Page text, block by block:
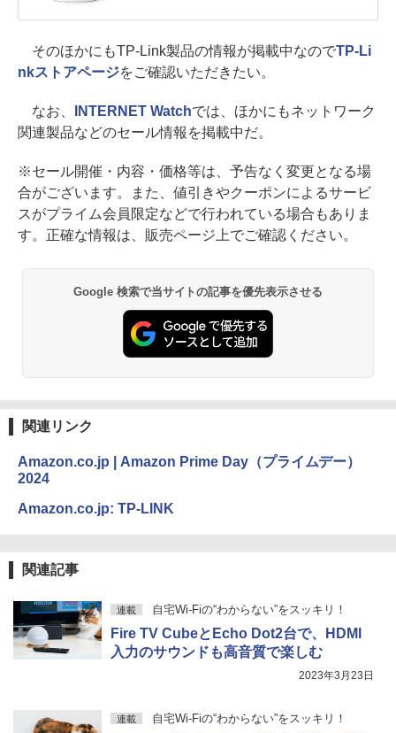
そのほかにもTP-Link製品の情報が掲載中なのでTP-Li
nkストアページをご確認いただきたい。
なお、 INTERNET Watchでは、ほかにもネットワーク
関連製品などのセール情報を掲載中だ。
※セール開催・内容・価格等は、予告なく変更となる場
合がございます。また、値引きやクーポンによるサービ
スがプライム会員限定などで行われている場合もありま
す。正確な情報は、販売ページ上でご確認ください。
Google 検索で当サイトの記事を優先表示させる
関連リンク
Amazon.co.jp | Amazon Prime Day（プライムデー）
2024
Amazon.co.jp: TP-LINK
関連記事
連載 自宅Wi-Fiの“わからない”をスッキリ！
Fire TV CubeとEcho Dot2台で、HDMI
入力のサウンドも高音質で楽しむ
2023年3月23日
連載 自宅Wi-Fiの“わからない”をスッキリ！